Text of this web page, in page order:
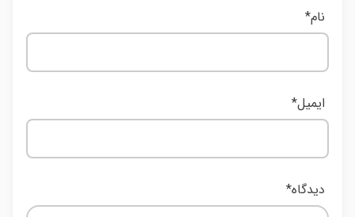
دیدگاه*
نام*
ایمیل*